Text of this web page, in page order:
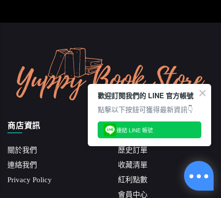
商店資訊
關於我們
連絡我們
Privacy Policy
會員功能
歷史訂單
收藏清單
紅利點數
會員中心
歡迎訂閱我們的 LINE 官方帳號
點擊以下按鈕可獲得最新資訊👇
連結 LINE 帳號